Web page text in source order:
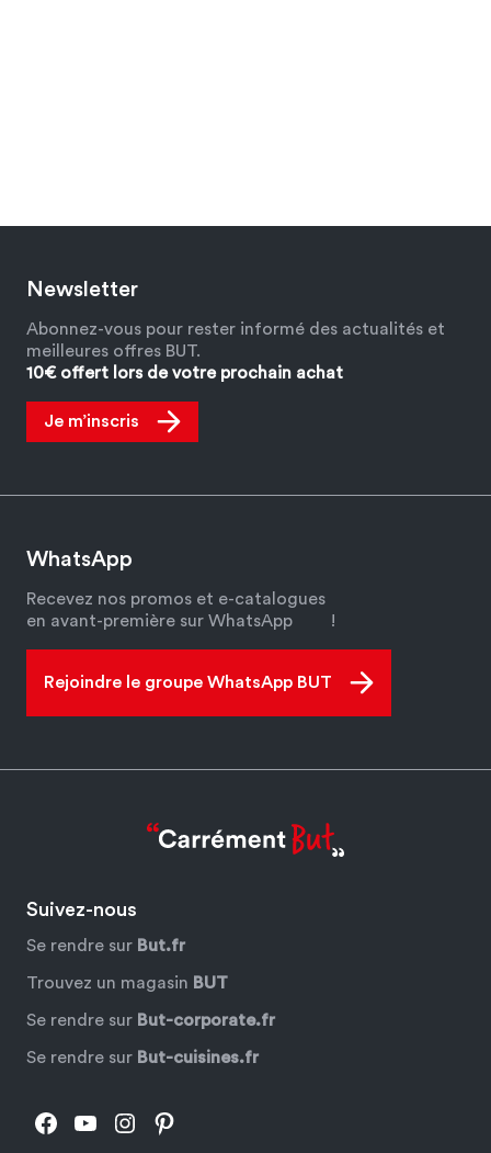
Newsletter
Abonnez-vous pour rester informé des actualités et
meilleures offres BUT.
10€ offert lors de votre prochain achat
Je m’inscris
WhatsApp
Recevez nos promos et e-catalogues
en avant-première sur WhatsApp
!
Rejoindre le groupe WhatsApp BUT
Suivez-nous
Se rendre sur But.fr
Trouvez un magasin BUT
Se rendre sur But-corporate.fr
Se rendre sur But-cuisines.fr
Facebook
YouTube
Instagram
Pinterest